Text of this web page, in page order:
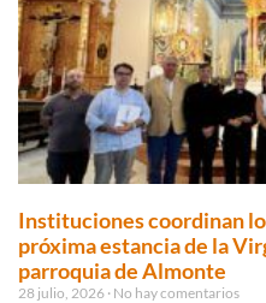
Instituciones coordinan
próxima estancia de la
parroquia de Almonte
28 julio, 2026 No hay comentarios